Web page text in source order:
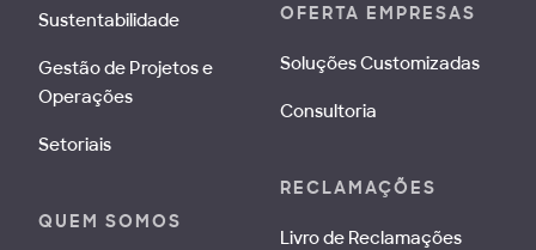
Sustentabilidade
Gestão de Projetos e
Operações
Setoriais
QUEM SOMOS
OFERTA EMPRESAS
Soluções Customizadas
Consultoria
RECLAMAÇÕES
Livro de Reclamações